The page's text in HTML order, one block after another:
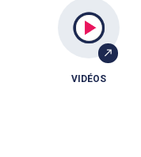
VIDÉOS